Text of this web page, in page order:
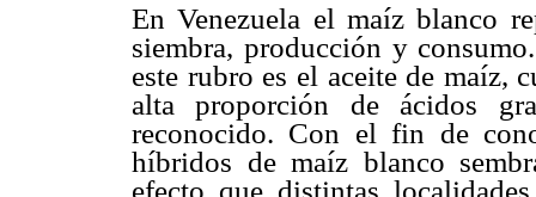
En Venezuela el maíz blanco
siembra, producción y
este rubro es el aceite de maíz,
alta proporción de ácidos
reconocido. Con el fin de
híbridos de maíz blanco
efecto que distintas